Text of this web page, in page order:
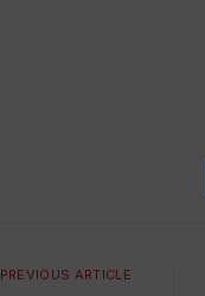
PREVIOUS ARTICLE